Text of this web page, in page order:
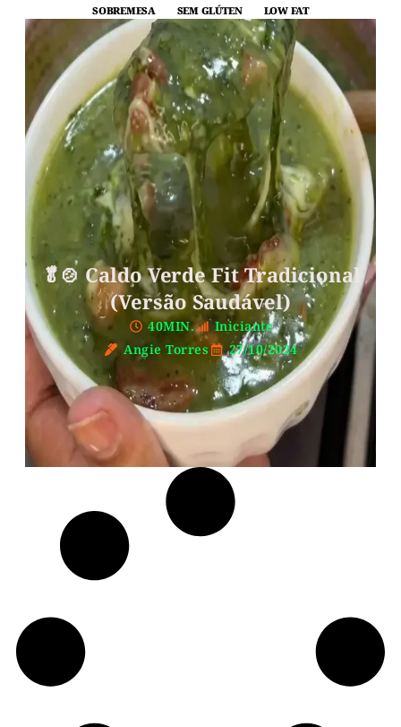
SOBREMESA
SEM GLÚTEN LOW FAT
🥬🍲 Caldo Verde Fit Tradicional
(Versão Saudável)
40MIN.
Iniciante
Angie Torres
27/10/2024